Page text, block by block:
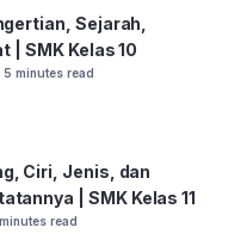
Sejarah,
| SMK Kelas 10
5 minutes read
Ciri, Jenis, dan
| SMK Kelas 11
read